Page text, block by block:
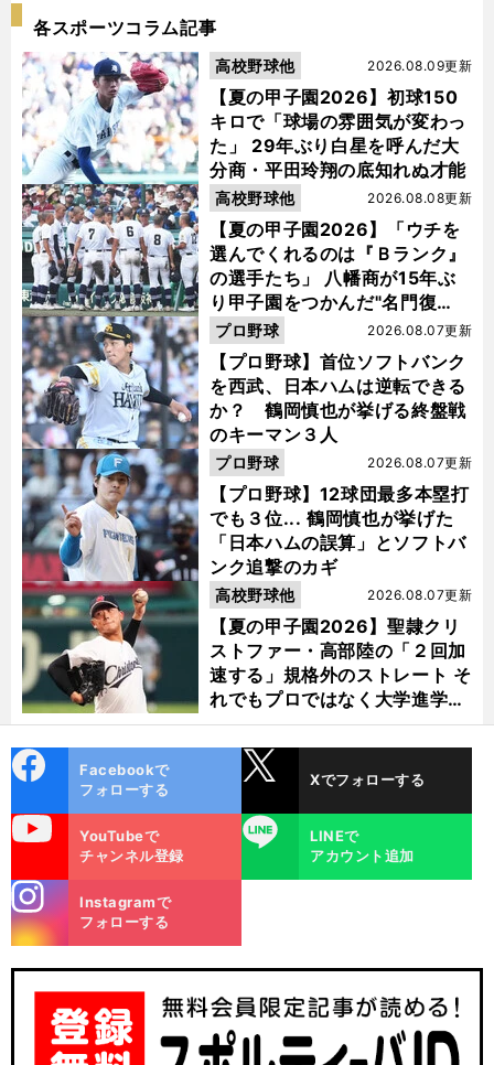
各スポーツコラム記事
【夏の甲子園2026】初球150
キロで「球場の雰囲気が変わっ
た」 29年ぶり白星を呼んだ大
分商・平田玲翔の底知れぬ才能
2026.08.09更新
高校野球他
【夏の甲子園2026】「ウチを
選んでくれるのは『Ｂランク』
の選手たち」 八幡商が15年ぶ
り甲子園をつかんだ"名門復
活"の舞台裏
2026.08.08更新
高校野球他
【プロ野球】首位ソフトバンク
を西武、日本ハムは逆転できる
か？ 鶴岡慎也が挙げる終盤戦
のキーマン３人
2026.08.07更新
プロ野球
【プロ野球】12球団最多本塁打
でも３位... 鶴岡慎也が挙げた
「日本ハムの誤算」とソフトバ
ンク追撃のカギ
2026.08.07更新
プロ野球
【夏の甲子園2026】聖隷クリ
ストファー・高部陸の「２回加
速する」規格外のストレート そ
れでもプロではなく大学進学を
選ぶ理由
2026.08.07更新
高校野球他
ok
Facebookで
フォローする
Xでフォローする
YouTubeで
チャンネル登録
LINE
LINEで
アカウント追加
m
Instagramで
フォローする